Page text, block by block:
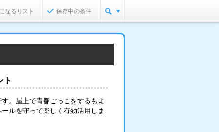
なるリスト 保存中の条件
ト
。屋上で青春ごっこをするもよ
ルを守って楽しく有効活用しま